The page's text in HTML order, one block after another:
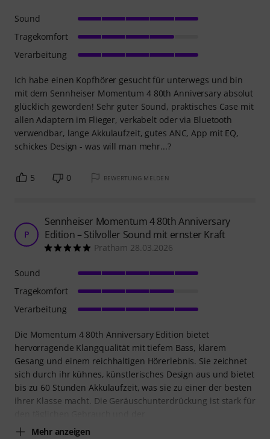
Ich habe einen Kopfhörer gesucht für unterwegs und bin
mit dem Sennheiser Momentum 4 80th Anniversary absolut
glücklich geworden! Sehr guter Sound, praktisches Case mit
allen Adaptern im Flieger, verkabelt oder via Bluetooth
verwendbar, lange Akkulaufzeit, gutes ANC, App mit EQ,
schickes Design - was will man mehr...?
Sound
Tragekomfort
Verarbeitung
5 0 BEWERTUNG MELDEN
P
Sennheiser Momentum 4 80th Anniversary
Edition – Stilvoller Sound mit ernster Kraft
Pratham 28.03.2026
Die Momentum 4 80th Anniversary Edition bietet
hervorragende Klangqualität mit tiefem Bass, klarem
Gesang und einem reichhaltigen Hörerlebnis. Sie zeichnet
sich durch ihr kühnes, künstlerisches Design aus und bietet
bis zu 60 Stunden Akkulaufzeit, was sie zu einer der besten
ihrer Klasse macht. Die Geräuschunterdrückung ist stark für
Mehr anzeigen
Sound
Tragekomfort
Verarbeitung